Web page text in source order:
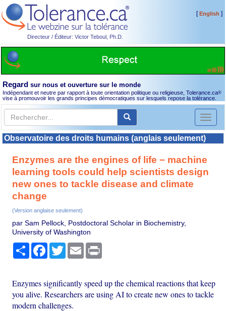
Directeur / Éditeur: Victor Teboul, Ph.D.
[English ]
Regard sur nous et ouverture sur le monde
Indépendant et neutre par rapport à toute orientation politique ou religieuse, Tolerance.ca®
vise à promouvoir les grands principes démocratiques sur lesquels repose la tolérance.
Toggle
Observatoire des droits humains (anglais seulement)
Enzymes are the engines of life − machine
learning tools could help scientists design
new ones to tackle disease and climate
change
(Version anglaise seulement)
par Sam Pellock, Postdoctoral Scholar in Biochemistry,
University of Washington
PartagerFacebook
TwitterEmail
Enzymes significantly speed up the chemical reactions that keep
you alive. Researchers are using AI to create new ones to tackle
modern challenges.